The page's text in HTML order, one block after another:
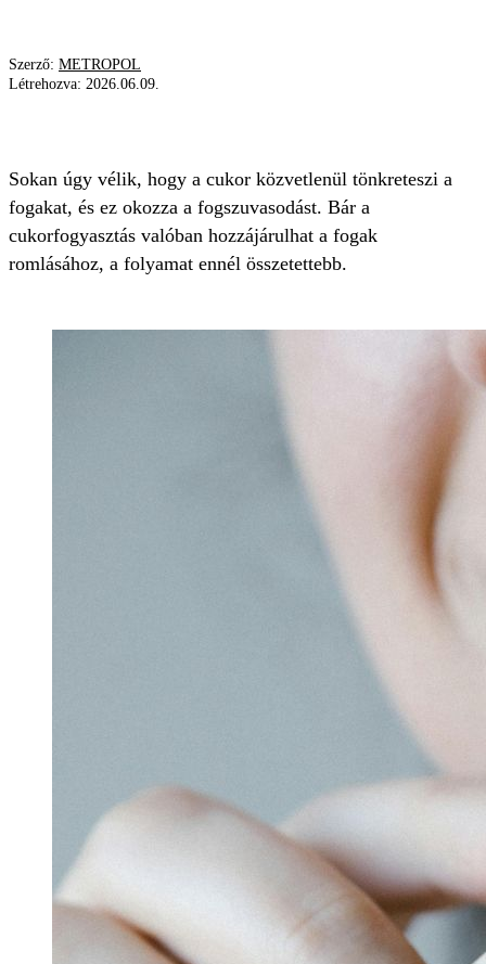
Szerző: METROPOL
Létrehozva: 2026.06.09.
Sokan úgy vélik, hogy a cukor közvetlenül tönkreteszi a
fogakat, és ez okozza a fogszuvasodást. Bár a
cukorfogyasztás valóban hozzájárulhat a fogak
romlásához, a folyamat ennél összetettebb.